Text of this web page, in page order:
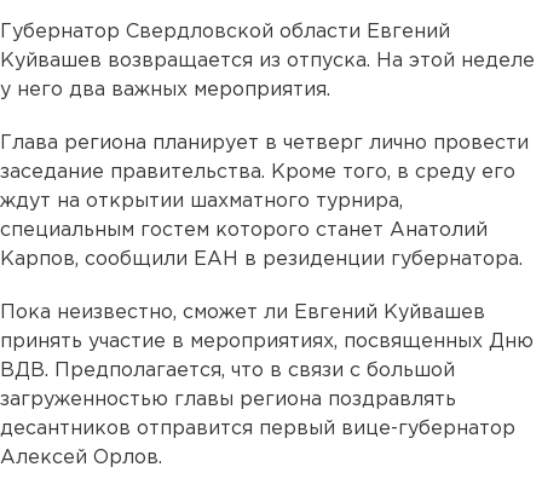
Губернатор Свердловской области Евгений
Куйвашев возвращается из отпуска. На этой неделе
у него два важных мероприятия.
Глава региона планирует в четверг лично провести
заседание правительства. Кроме того, в среду его
ждут на открытии шахматного турнира,
специальным гостем которого станет Анатолий
Карпов, сообщили ЕАН в резиденции губернатора.
Пока неизвестно, сможет ли Евгений Куйвашев
принять участие в мероприятиях, посвященных Дню
ВДВ. Предполагается, что в связи с большой
загруженностью главы региона поздравлять
десантников отправится первый вице-губернатор
Алексей Орлов.